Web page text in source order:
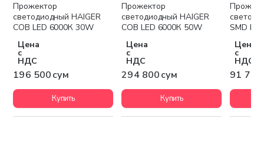
Прожектор
светодиодный HAIGER
COB LED 6000К 30W
Цена
с
НДС
196 500 сум
Купить
Прожектор
светодиодный HAIGER
COB LED 6000К 50W
Цена
с
НДС
294 800 сум
Купить
SMD
Цена
с
НДС
91 700